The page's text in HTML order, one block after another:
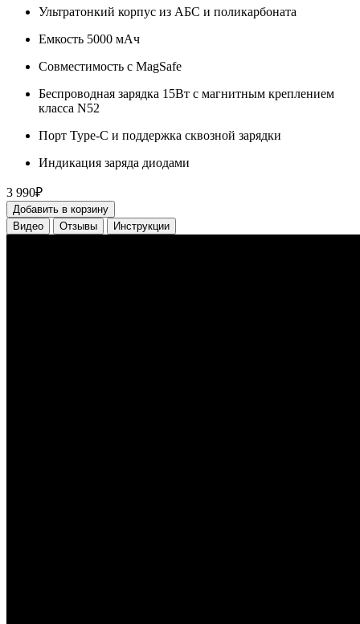
Ультратонкий корпус из АБС и поликарбоната
Емкость 5000 мАч
Совместимость с MagSafe
Беспроводная зарядка 15Вт с магнитным креплением
класса N52
Порт Type-C и поддержка сквозной зарядки
Индикация заряда диодами
3 990₽
Добавить в корзину
Видео
Отзывы Инструкции